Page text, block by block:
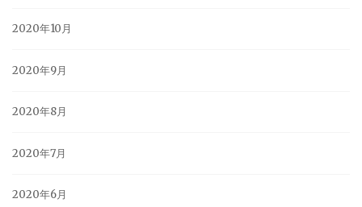
2020年10月
2020年9月
2020年8月
2020年7月
2020年6月